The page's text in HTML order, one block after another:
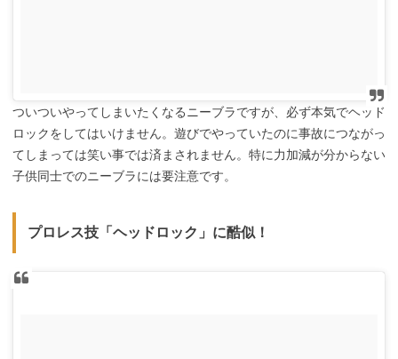
ついついやってしまいたくなるニーブラですが、必ず本気でヘッド
ロックをしてはいけません。遊びでやっていたのに事故につながっ
てしまっては笑い事では済まされません。特に力加減が分からない
子供同士でのニーブラには要注意です。
プロレス技「ヘッドロック」に酷似！